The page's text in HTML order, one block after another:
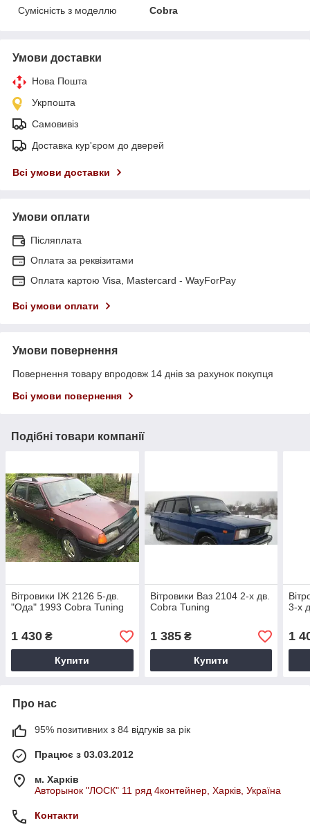
Сумісність з моделлю
Cobra
Умови доставки
Нова Пошта
Укрпошта
Самовивіз
Доставка кур'єром до дверей
Всі умови доставки
Умови оплати
Післяплата
Оплата за реквізитами
Оплата картою Visa, Mastercard - WayForPay
Всі умови оплати
Умови повернення
Повернення товару впродовж 14 днів за рахунок покупця
Всі умови повернення
Подібні товари компанії
Вітровики ІЖ 2126 5-дв.
"Ода" 1993 Cobra Tuning
1 430 ₴
Купити
Вітровики Ваз 2104 2-х дв.
Cobra Tuning
1 385₴
Купити
3-х
1
Про нас
95% позитивних з 84 відгуків за рік
Працює з 03.03.2012
м. Харків
Авторынок "ЛОСК" 11 ряд 4контейнер, Харків, Україна
Контакти